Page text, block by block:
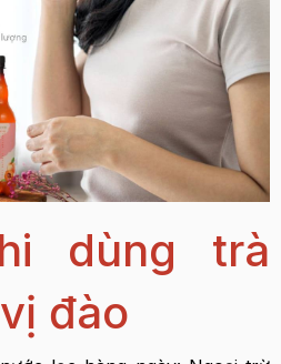
dùng trà
đào